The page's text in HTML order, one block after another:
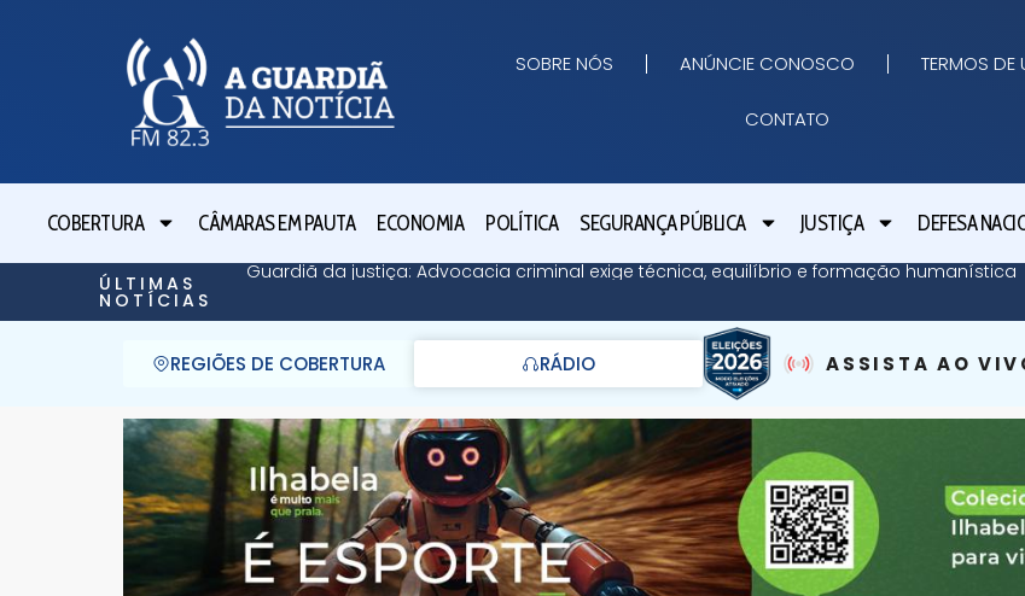
SOBRE NÓS ANÚNCIE CONOSCO TERMOS DE
CONTATO
COBERTURA CÂMARAS EM PAUTA ECONOMIA POLÍTICA SEGURANÇA PÚBLICA JUSTIÇA DEFESA
ÚLTIMAS
NOTÍCIAS
Guardiã da justiça: Advocacia criminal exige técnica, equilíbrio e formação humanística
REGIÕES DE COBERTURA RÁDIO ASSISTA AO